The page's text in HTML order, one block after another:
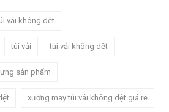
vải không dệt
túi vải túi vải không dệt
sản phẩm
xưởng may túi vải không dệt giá rẻ